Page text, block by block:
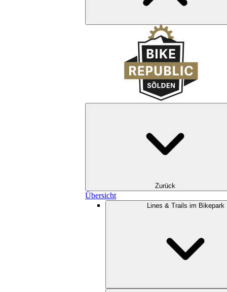
Zurück
Übersicht
Lines & Trails im Bikepark